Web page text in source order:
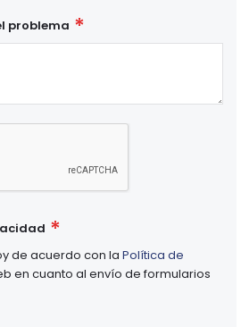
problema
de acuerdo con la Política de
en cuanto al envío de formularios